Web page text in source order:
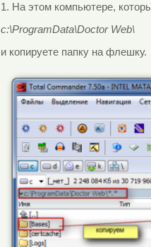
1. На этом компьютере,
c:\ProgramData\Doctor Web\
и копируете папку на флешку.